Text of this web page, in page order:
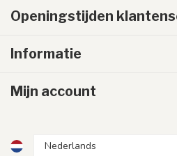
Openingstijden
Informatie
Mijn account